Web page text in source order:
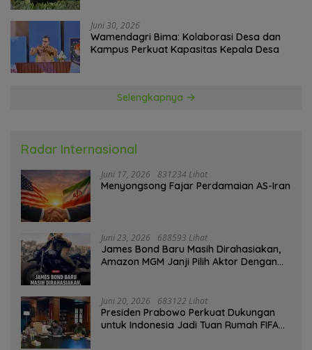
Juni 30, 2026
Wamendagri Bima: Kolaborasi Desa dan
Kampus Perkuat Kapasitas Kepala Desa
Selengkapnya
Radar Internasional
Juni 17, 2026 831234 Lihat
Menyongsong Fajar Perdamaian AS-Iran
Juni 23, 2026 688593 Lihat
James Bond Baru Masih Dirahasiakan,
Amazon MGM Janji Pilih Aktor Dengan
Juni 20, 2026 683122 Lihat
Presiden Prabowo Perkuat Dukungan
untuk Indonesia Jadi Tuan Rumah FIFA